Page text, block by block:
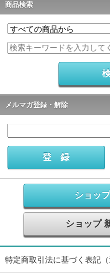
商品検索
メルマガ登録・解除
ショッ
ショップ
特定商取引法に基づく表記（